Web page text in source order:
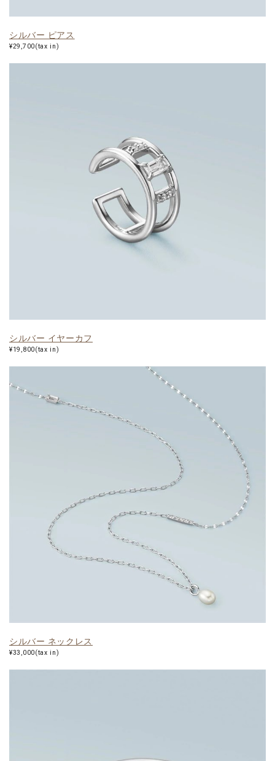
シルバー ピアス
¥29,700(tax in)
シルバー イヤーカフ
¥19,800(tax in)
シルバー ネックレス
¥33,000(tax in)